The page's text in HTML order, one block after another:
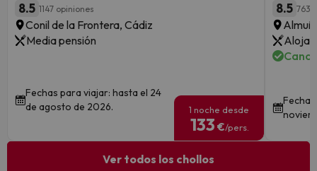
8.5 1147 opiniones
Conil de la Frontera, Cádiz
Media pensión
Fechas para viajar: hasta el 24
de agosto de 2026.
1 noche desde
133 €/pers.
8.5 763
Ver todos los chollos